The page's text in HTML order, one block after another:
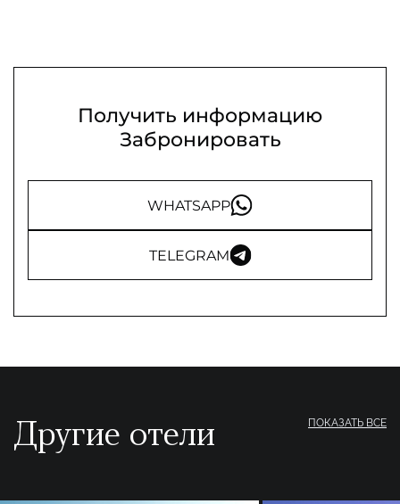
Получить информацию
Забронировать
WHATSAPP
TELEGRAM
Другие отели ПОКАЗАТЬ ВСЕ